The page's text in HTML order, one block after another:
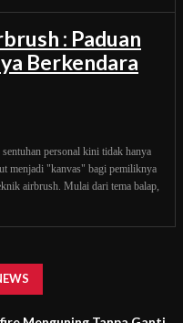
: Paduan
Berkendara
personal kini tidak hanya
menjadi "kanvas" bagi pemiliknya
airbrush. Mulai dari tema balap,